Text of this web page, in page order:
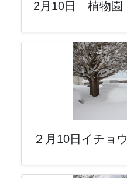
2月10日 植物園
２月10日イチョ